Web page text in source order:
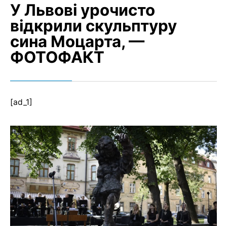
У Львові урочисто
відкрили скульптуру
сина Моцарта, —
ФОТОФАКТ
[ad_1]